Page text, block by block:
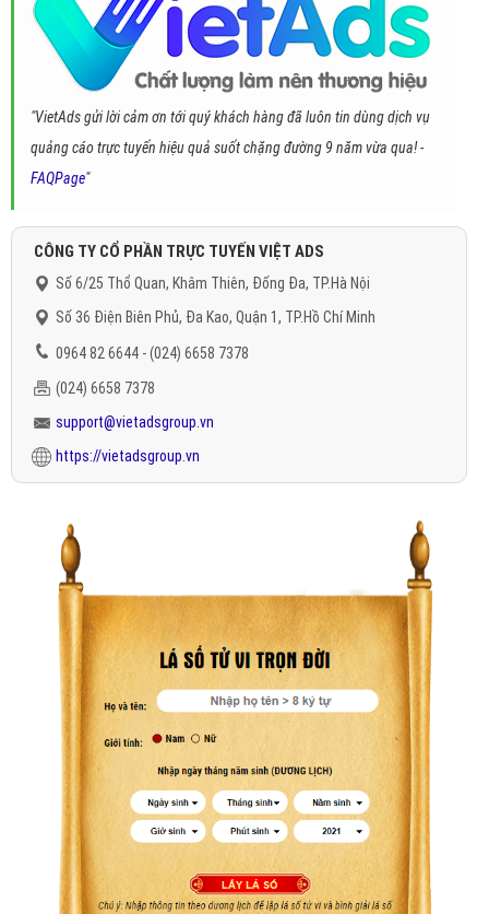
"VietAds gửi lời cảm ơn tới quý khách hàng đã luôn tin dùng dịch vụ
quảng cáo trực tuyến hiệu quả suốt chặng đường 9 năm vừa qua! -
FAQPage"
CÔNG TY CỔ PHẦN TRỰC TUYẾN VIỆT ADS
Số 6/25 Thổ Quan, Khâm Thiên, Đống Đa, TP.Hà Nội
Số 36 Điện Biên Phủ, Đa Kao, Quận 1, TP.Hồ Chí Minh
0964 82 6644 - (024) 6658 7378
(024) 6658 7378
support@vietadsgroup.vn
https://vietadsgroup.vn